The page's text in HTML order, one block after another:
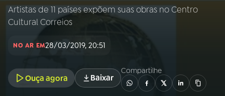
Início AO VIVO
INÍCIO
A RÁDIO
Artistas de 11 países expõem suas obras no Centro
Cultural Correios
NO AR EM28/03/2019, 20:51
Ouça agora Baixar
Compartilhe